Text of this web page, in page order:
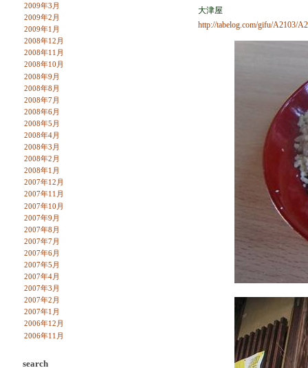
2009年3月
2009年2月
2009年1月
2008年12月
2008年11月
2008年10月
2008年9月
2008年8月
2008年7月
2008年6月
2008年5月
2008年4月
2008年3月
2008年2月
2008年1月
2007年12月
2007年11月
2007年10月
2007年9月
2007年8月
2007年7月
2007年6月
2007年5月
2007年4月
2007年3月
2007年2月
2007年1月
2006年12月
2006年11月
search
大津屋
http://tabelog.com/gifu/A2103/